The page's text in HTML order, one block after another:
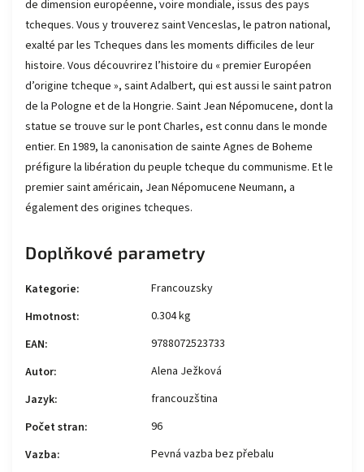
de dimension européenne, voire mondiale, issus des pays
tcheques. Vous y trouverez saint Venceslas, le patron national,
exalté par les Tcheques dans les moments difficiles de leur
histoire. Vous découvrirez l’histoire du « premier Européen
d’origine tcheque », saint Adalbert, qui est aussi le saint patron
de la Pologne et de la Hongrie. Saint Jean Népomucene, dont la
statue se trouve sur le pont Charles, est connu dans le monde
entier. En 1989, la canonisation de sainte Agnes de Boheme
préfigure la libération du peuple tcheque du communisme. Et le
premier saint américain, Jean Népomucene Neumann, a
également des origines tcheques.
Doplňkové parametry
Kategorie:
Francouzsky
Hmotnost:
0.304 kg
EAN:
9788072523733
Autor:
Alena Ježková
Jazyk:
francouzština
Počet stran:
96
Vazba:
Pevná vazba bez přebalu